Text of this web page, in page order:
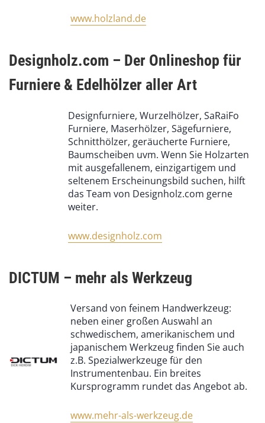
www.holzland.de
Designholz.com – Der Onlineshop für
Furniere & Edelhölzer aller Art
Designfurniere, Wurzelhölzer, SaRaiFo
Furniere, Maserhölzer, Sägefurniere,
Schnitthölzer, geräucherte Furniere,
Baumscheiben uvm. Wenn Sie Holzarten
mit ausgefallenem, einzigartigem und
seltenem Erscheinungsbild suchen, hilft
das Team von Designholz.com gerne
weiter.
www.designholz.com
DICTUM – mehr als Werkzeug
Versand von feinem Handwerkzeug:
neben einer großen Auswahl an
schwedischem, amerikanischem und
japanischem Werkzeug finden Sie auch
z.B. Spezialwerkzeuge für den
Instrumentenbau. Ein breites
Kursprogramm rundet das Angebot ab.
www.mehr-als-werkzeug.de